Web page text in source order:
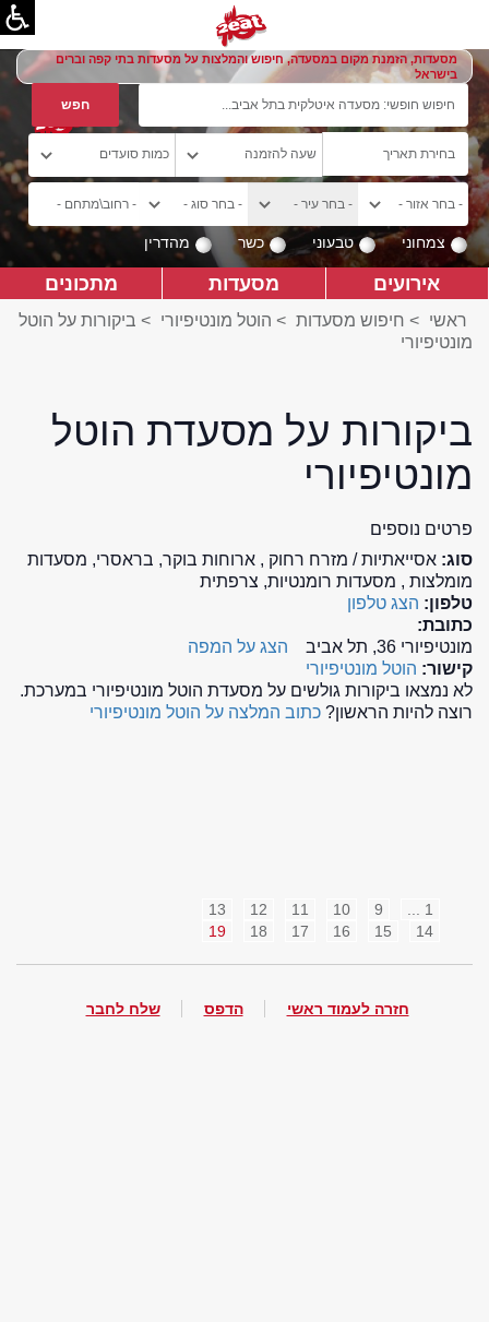
מסעדות, הזמנת מקום במסעדה, חיפוש והמלצות על מסעדות בתי קפה וברים
בישראל
צמחוני טבעוני כשר מהדרין
אירועים מסעדות מתכונים
ראשי > חיפוש מסעדות > הוטל מונטיפיורי > ביקורות על הוטל
מונטיפיורי
ביקורות על מסעדת הוטל
מונטיפיורי
פרטים נוספים
סוג: אסייאתיות / מזרח רחוק , ארוחות בוקר, בראסרי, מסעדות
מומלצות , מסעדות רומנטיות, צרפתית
טלפון: הצג טלפון
כתובת:
מונטיפיורי 36, תל אביב
הצג על המפה
קישור: הוטל מונטיפיורי
לא נמצאו ביקורות גולשים על מסעדת הוטל מונטיפיורי במערכת.
רוצה להיות הראשון? כתוב המלצה על הוטל מונטיפיורי
1 ...
9
10
11
12
13
14
15
16
17
18
19
חזרה לעמוד ראשי הדפס שלח לחבר